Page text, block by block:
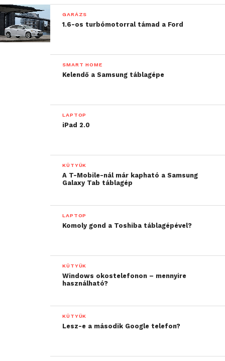
GARÁZS
1.6-os turbómotorral támad a Ford
SMART HOME
Kelendő a Samsung táblagépe
LAPTOP
iPad 2.0
KÜTYÜK
A T-Mobile-nál már kapható a Samsung
Galaxy Tab táblagép
LAPTOP
Komoly gond a Toshiba táblagépével?
KÜTYÜK
Windows okostelefonon – mennyire
használható?
KÜTYÜK
Lesz-e a második Google telefon?